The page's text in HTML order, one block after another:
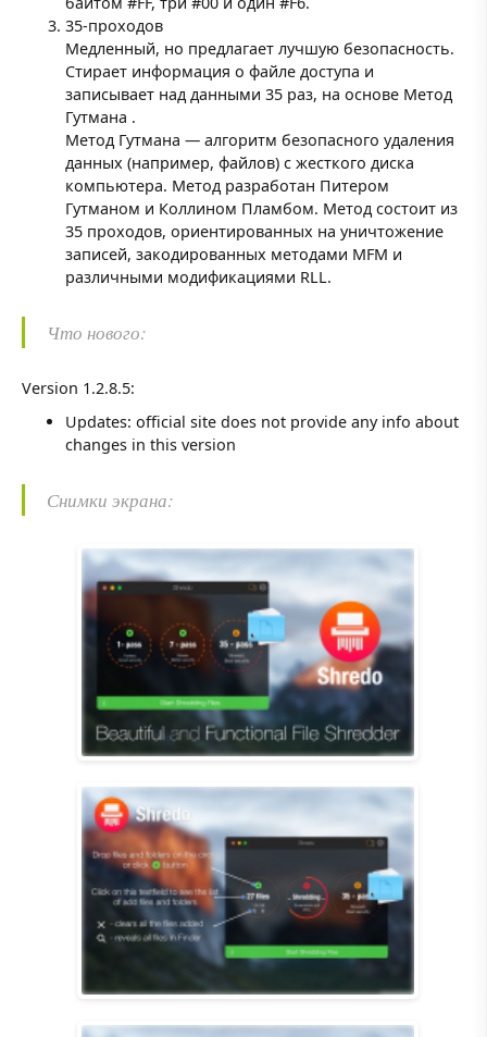
35-проходов
Медленный, но предлагает лучшую безопасность.
Стирает информация о файле доступа и
записывает над данными 35 раз, на основе Метод
Гутмана .
Метод Гутмана — алгоритм безопасного удаления
данных (например, файлов) с жесткого диска
компьютера. Метод разработан Питером
Гутманом и Коллином Пламбом. Метод состоит из
35 проходов, ориентированных на уничтожение
записей, закодированных методами MFM и
различными модификациями RLL.
Что нового:
Version 1.2.8.5:
Updates: official site does not provide any info about
changes in this version
Снимки экрана: